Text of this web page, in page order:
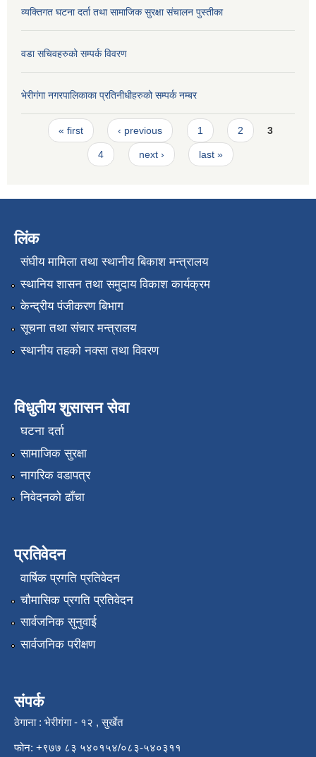
व्यक्तिगत घटना दर्ता तथा सामाजिक सुरक्षा संचालन पुस्तीका
वडा सचिवहरुको सम्पर्क विवरण
भेरीगंगा नगरपालिकाका प्रतिनीधीहरुको सम्पर्क नम्बर
Pages
« first ‹ previous 1 2 3
4 next › last »
लिंक
संघीय मामिला तथा स्थानीय बिकाश मन्त्रालय
स्थानिय शासन तथा समुदाय विकाश कार्यक्रम
केन्द्रीय पंजीकरण बिभाग
सूचना तथा संचार मन्त्रालय
स्थानीय तहको नक्सा तथा विवरण
विधुतीय शुसासन सेवा
घटना दर्ता
सामाजिक सुरक्षा
नागरिक वडापत्र
निवेदनको ढाँचा
प्रतिवेदन
वार्षिक प्रगति प्रतिवेदन
चौमासिक प्रगति प्रतिवेदन
सार्वजनिक सुनुवाई
सार्वजनिक परीक्षण
संपर्क
ठेगाना : भेरीगंगा - १२ , सुर्खेत
फोन: +९७७ ८३ ५४०१५४/०८३-५४०३११